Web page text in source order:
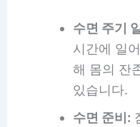
수면 주기
시간에 일
해 몸의 잔
있습니다.
수면 준비: